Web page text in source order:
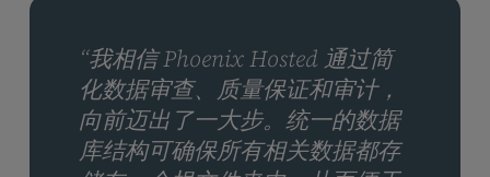
“我相信 Phoenix Hosted 通过简
化数据审查、质量保证和审计，
向前迈出了一大步。统一的数据
库结构可确保所有相关数据都存